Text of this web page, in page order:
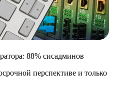
88% сисадминов
перспективе и только